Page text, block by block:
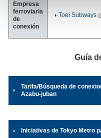
Empresa
ferroviaria
de
conexión
Toei Subways
Guía
Tarifa/Búsqueda de
Azabu-juban
Iniciativas de Tokyo Metro